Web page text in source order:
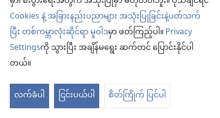
Cookies နဲ့ အခြားနည်းပညာများ အသုံးပြုခြင်းနဲ့ပတ်သက်
ပြီး တစ်ကမ္ဘာလုံးဆိုင်ရာ မူဝါဒမှာ ဖတ်ကြည့်ပါ။Privacy
Settingsကို သွားပြီး အချိန်မရွေး ဆက်တင် ပြောင်းနိုင်ပါ
တယ်။
လက်ခံပါ
ငြင်းပယ်ပါ စိတ်ကြိုက် ပြင်ပါ
တယ်)
နေ
ပါ
တယ်)
အသံသရုပ်ဖော်ချက် ပါတဲ့ ဗီဒီယိုများ
ရှာဖွေပါ
ဆရာဝန်တွေအတွက် ဆေးဘက်ဆိုင်ရာ အချက်အလက်များ
အကူအညီ